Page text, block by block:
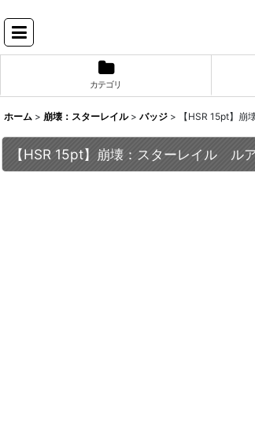
カテゴリ
ホーム > 崩壊：スターレイル > バッジ > 【HSR 15pt】
【HSR 15pt】崩壊：スターレイル ル